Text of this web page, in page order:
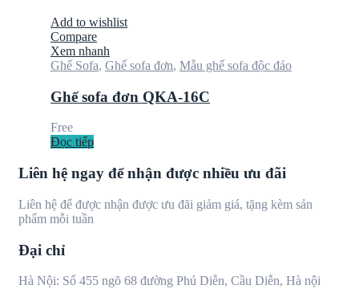
Add to wishlist
Compare
Xem nhanh
Ghế Sofa, Ghế sofa đơn, Mẫu ghế sofa độc đáo
Ghế sofa đơn QKA-16C
Free
Đọc tiếp
Liên hệ ngay để nhận được nhiều ưu đãi
Liên hệ để được nhận được ưu đãi giảm giá, tặng kèm sản
phẩm mỗi tuần
Đại chỉ
Hà Nội: Số 455 ngõ 68 đường Phú Diễn, Cầu Diễn, Hà nội